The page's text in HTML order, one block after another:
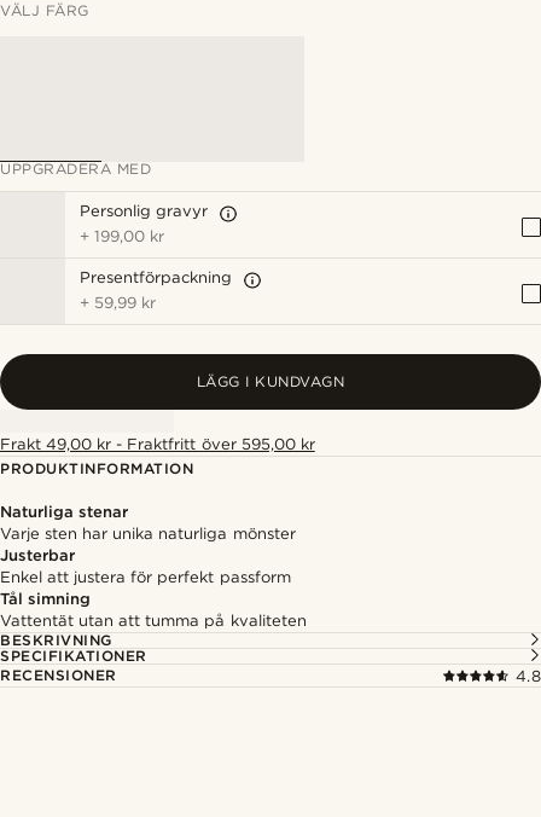
VÄLJ FÄRG
UPPGRADERA MED
Personlig gravyr
+199,00 kr
Presentförpackning
+ 59,99 kr
LÄGG I KUNDVAGN
Frakt 49,00 kr - Fraktfritt över 595,00 kr
PRODUKTINFORMATION
Naturliga stenar
Varje sten har unika naturliga mönster
Justerbar
Enkel att justera för perfekt passform
Tål simning
Vattentät utan att tumma på kvaliteten
BESKRIVNING
SPECIFIKATIONER
RECENSIONER
4.8